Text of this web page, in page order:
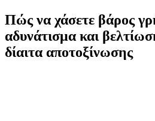
Πώς να χάσετε βάρος
αδυνάτισμα και
δίαιτα αποτοξίνωσης